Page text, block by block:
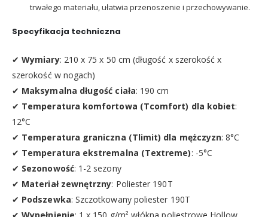
trwałego materiału, ułatwia przenoszenie i przechowywanie.
Specyfikacja techniczna
✔Wymiary: 210 x 75 x 50 cm (długość x szerokość x
szerokość w nogach)
✔ Maksymalna długość ciała: 190 cm
✔ Temperatura komfortowa (Tcomfort) dla kobiet:
12°C
✔ Temperatura graniczna (Tlimit) dla mężczyzn: 8°C
✔ Temperatura ekstremalna (Textreme): -5°C
✔ Sezonowość: 1-2 sezony
✔ Materiał zewnętrzny: Poliester 190T
✔ Podszewka: Szczotkowany poliester 190T